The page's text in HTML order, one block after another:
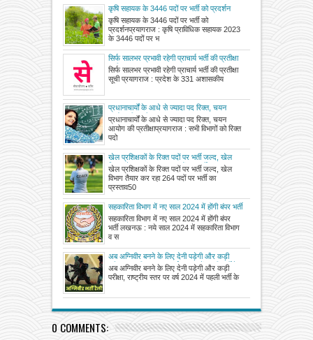
कृषि सहायक के 3446 पदों पर भर्ती को प्रदर्शन
कृषि सहायक के 3446 पदों पर भर्ती को
प्रदर्शनप्रयागराज : कृषि प्राविधिक सहायक 2023
के 3446 पदों पर भ
सिर्फ सालभर प्रभावी रहेगी प्राचार्य भर्ती की प्रतीक्षा
सूची
सिर्फ सालभर प्रभावी रहेगी प्राचार्य भर्ती की प्रतीक्षा
सूची प्रयागराज : प्रदेश के 331 अशासकीय
प्रधानाचार्यों के आधे से ज्यादा पद रिक्त, चयन
आयोग की प्रतीक्षा
प्रधानाचार्यों के आधे से ज्यादा पद रिक्त, चयन
आयोग की प्रतीक्षाप्रयागराज : सभी विभागों को रिक्त
पदो
खेल प्रशिक्षकों के रिक्त पदों पर भर्ती जल्द, खेल
विभाग तैयार कर रहा 264 पदों पर भर्ती का प्रस्ताव
खेल प्रशिक्षकों के रिक्त पदों पर भर्ती जल्द, खेल
विभाग तैयार कर रहा 264 पदों पर भर्ती का
प्रस्ताव50
सहकारिता विभाग में नए साल 2024 में होंगी बंपर भर्ती
सहकारिता विभाग में नए साल 2024 में होंगी बंपर
भर्ती लखनऊ : नये साल 2024 में सहकारिता विभाग
व स
अब अग्निवीर बनने के लिए देनी पड़ेगी और कड़ी
परीक्षा, राष्ट्रीय स्तर पर वर्ष 2024 में पहली भर्ती के
लिए पंजीकरण आज से, 22 मार्च तक चलेगी
प्रक्रिया
अब अग्निवीर बनने के लिए देनी पड़ेगी और कड़ी
परीक्षा, राष्ट्रीय स्तर पर वर्ष 2024 में पहली भर्ती के
0 COMMENTS: